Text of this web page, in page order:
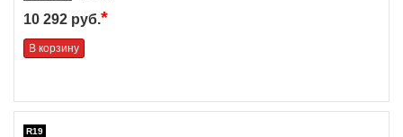
10 292 руб.*
В корзину
R19